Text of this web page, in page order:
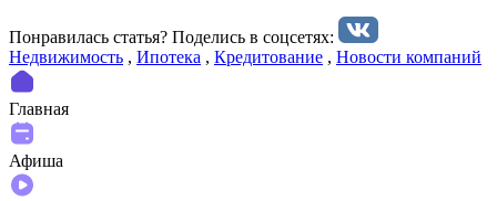
Понравилась статья? Поделиcь в соцсетях:
Недвижимость , Ипотека , Кредитование , Новости компаний
Главная
Афиша